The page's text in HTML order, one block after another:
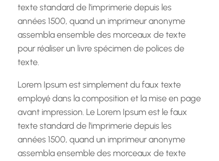
texte standard de l'imprimerie depuis les
années 1500, quand un imprimeur anonyme
assembla ensemble des morceaux de texte
pour réaliser un livre spécimen de polices de
texte.
Lorem Ipsum est simplement du faux texte
employé dans la composition et la mise en page
avant impression. Le Lorem Ipsum est le faux
texte standard de l'imprimerie depuis les
années 1500, quand un imprimeur anonyme
assembla ensemble des morceaux de texte